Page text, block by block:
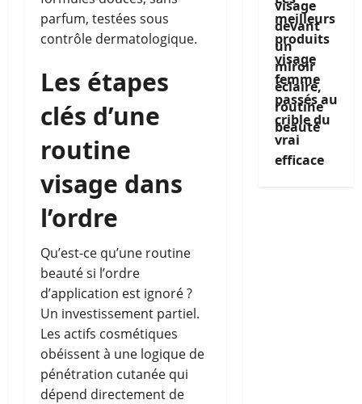
parfum, testées sous
contrôle dermatologique.
Les étapes
clés d’une
routine
visage dans
l’ordre
Qu’est-ce qu’une routine
beauté si l’ordre
d’application est ignoré ?
Un investissement partiel.
Les actifs cosmétiques
obéissent à une logique de
pénétration cutanée qui
dépend directement de
meilleurs
produits
visage
femme
passés au
crible du
vrai
efficace